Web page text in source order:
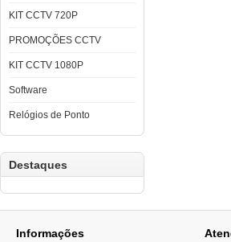
KIT CCTV 720P
PROMOÇÕES CCTV
KIT CCTV 1080P
Software
Relógios de Ponto
Destaques
Informações